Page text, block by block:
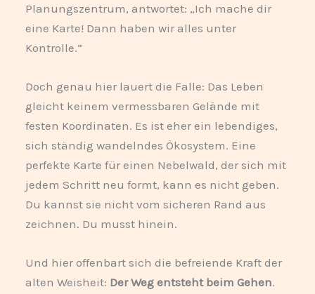
Planungszentrum, antwortet: „Ich mache dir
eine Karte! Dann haben wir alles unter
Kontrolle.“
Doch genau hier lauert die Falle: Das Leben
gleicht keinem vermessbaren Gelände mit
festen Koordinaten. Es ist eher ein lebendiges,
sich ständig wandelndes Ökosystem. Eine
perfekte Karte für einen Nebelwald, der sich mit
jedem Schritt neu formt, kann es nicht geben.
Du kannst sie nicht vom sicheren Rand aus
zeichnen. Du musst hinein.
Und hier offenbart sich die befreiende Kraft der
alten Weisheit: Der Weg entsteht beim Gehen.